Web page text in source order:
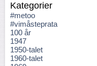
Kategorier
#metoo
#vimåsteprata
100 år
1947
1950-talet
1960-talet